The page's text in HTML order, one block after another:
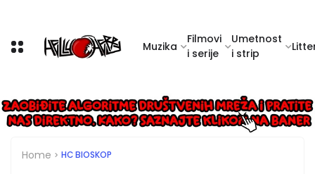
Muzika
Filmovi
i serije
Umetnost
i strip
Home HC BIOSKOP